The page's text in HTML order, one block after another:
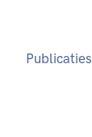
Publicaties